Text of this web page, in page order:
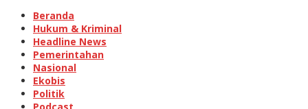
Beranda
Hukum & Kriminal
Headline News
Pemerintahan
Nasional
Ekobis
Politik